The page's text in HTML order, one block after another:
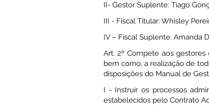
II- Gestor Suplente: Tiago
III - Fiscal Titular: Whisley
IV – Fiscal Suplente: Amanda
Art. 2º Compete aos
bem como, a realização de
disposições do Manual de
I - Instruir os processos
estabelecidos pelo Contrato